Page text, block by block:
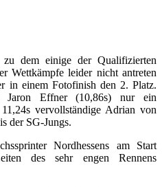
dem einige der Qualifizierten
Wettkämpfe leider nicht antreten
in einem Fotofinish den 2. Platz.
Effner (10,86s) nur ein
vervollständige Adrian von
der SG-Jungs.
Nordhessens am Start
des sehr engen Rennens